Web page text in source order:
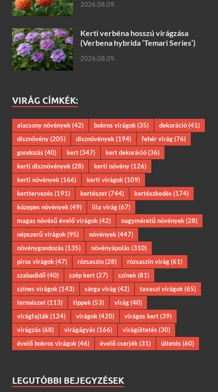
2026.08.09.
Kerti verbéna hosszú virágzása
(Verbena hybrida ‘Temari Series’)
2026.08.09.
VIRÁG CÍMKÉK:
alacsony növények(42) bokros virágok(35) dekoráció(41)
dísznövény(205) dísznövények(194) fehér virág(76)
gondozás(40) kert(347) kert dekoráció(36)
kerti dísznövények(28) kerti növény(126)
kerti növények(166) kerti virágok(109)
kerttervezés(191) kertészet(744) kertészkedés(174)
közepes növények(49) lila virág(67)
magas növésű évelő virágok(42) nagyméretű növények(28)
népszerű virágok(95) növények(447)
növénygondozás(135) növényápolás(310)
piros virágok(47) rózsaszín(28) rózsaszín virág(61)
szabadidő(40) szép kert(27) színek(81)
színes virágok(143) sárga virág(42) tavaszi virágok(65)
természet(113) tippek(53) virág(40)
virágfajták(124) virágok(420) virágos kert(39)
virágzás(68) virágágyás(166) virágültetés(30)
évelő bokros virágok(46) évelő cserjék(31) ültetés(60)
LEGUTÓBBI BEJEGYZÉSEK